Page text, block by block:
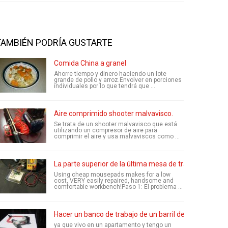
PODRÍA GUSTARTE
Comida China a granel
Ahorre tiempo y dinero haciendo un lote
grande de pollo y arroz.Envolver en porciones
individuales por lo que tendrá que ...
Aire comprimido shooter malvavisco.
Se trata de un shooter malvavisco que está
utilizando un compresor de aire para
comprimir el aire y usa malvaviscos como ...
La parte superior de la última mesa de trabajo!
Using cheap mousepads makes for a low
cost, VERY easily repaired, handsome and
comfortable workbench!Paso 1: El problema ...
Hacer un banco de trabajo de un barril de Coca-Cola/
ya que vivo en un apartamento y tengo un